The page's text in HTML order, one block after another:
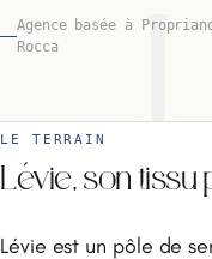
Agence basée à
Rocca
LE TERRAIN
Lévie, son tissu
Lévie est un pôle de